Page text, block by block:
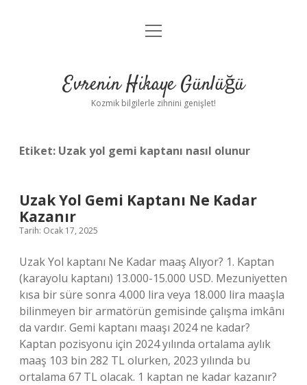
Anasayfa
Yasal Uyarı
menüyü
Evrenin Hikaye Günlüğü
Kozmik bilgilerle zihnini genişlet!
Etiket: Uzak yol gemi kaptanı nasıl olunur
Uzak Yol Gemi Kaptanı Ne Kadar
Kazanır
Tarih: Ocak 17, 2025
Uzak Yol kaptanı Ne Kadar maaş Alıyor? 1. Kaptan
(karayolu kaptanı) 13.000-15.000 USD. Mezuniyetten
kısa bir süre sonra 4.000 lira veya 18.000 lira maaşla
bilinmeyen bir armatörün gemisinde çalışma imkânı
da vardır. Gemi kaptanı maaşı 2024 ne kadar?
Kaptan pozisyonu için 2024 yılında ortalama aylık
maaş 103 bin 282 TL olurken, 2023 yılında bu
ortalama 67 TL olacak. 1 kaptan ne kadar kazanır?